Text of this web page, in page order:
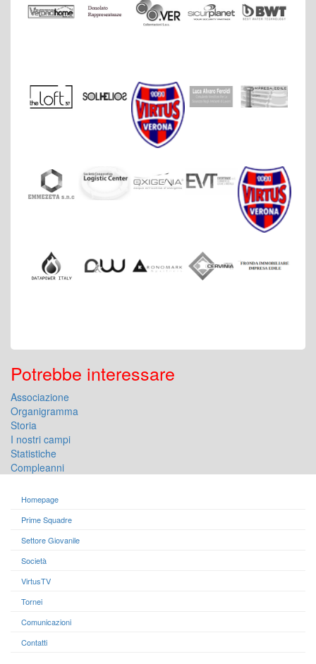
Potrebbe interessare
Associazione
Organigramma
Storia
I nostri campi
Statistiche
Compleanni
Homepage
Prime Squadre
Settore Giovanile
Società
VirtusTV
Tornei
Comunicazioni
Contatti